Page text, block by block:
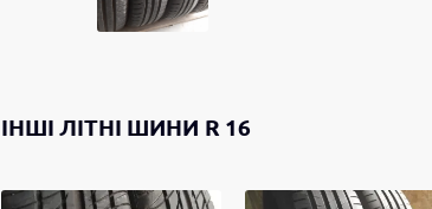
ІНШІЛІТНІ ШИНИ R 16